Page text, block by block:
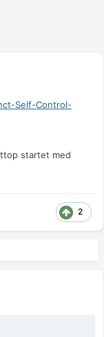
Self-Control-
startet med
2